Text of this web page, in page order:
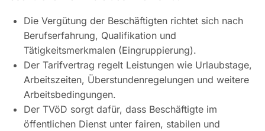
Die Vergütung der Beschäftigten richtet sich nach
Berufserfahrung, Qualifikation und
Tätigkeitsmerkmalen (Eingruppierung).
Der Tarifvertrag regelt Leistungen wie Urlaubstage,
Arbeitszeiten, Überstundenregelungen und weitere
Arbeitsbedingungen.
Der TVöD sorgt dafür, dass Beschäftigte im
öffentlichen Dienst unter fairen, stabilen und